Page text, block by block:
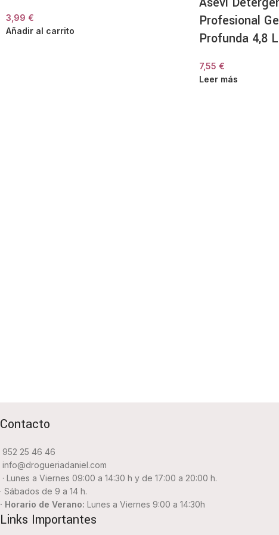
3,99 €
Añadir al carrito
Profesional
Profunda 4,8
7,55 €
Leer más
Contacto
952 25 46 46
info@drogueriadaniel.com
· Lunes a Viernes 09:00 a 14:30 h y de 17:00 a 20:00 h.
· Sábados de 9 a 14 h.
· Horario de Verano: Lunes a Viernes 9:00 a 14:30h
Links Importantes